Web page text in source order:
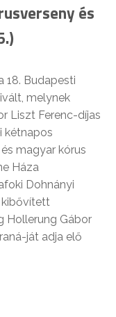
és
18. Budapesti
melynek
Liszt Ferenc-díjas
kétnapos
magyar kórus
Háza
Dohnányi
kibővített
Hollerung Gábor
ját adja elő